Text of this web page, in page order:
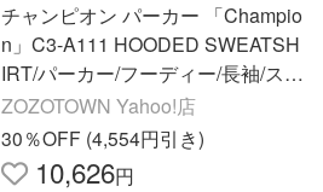
チャンピオン パーカー 「Champio
n」C3-A111 HOODED SWEATSH
IRT/パーカー/フーディー/長袖/スウ
ェット/カモ柄/チャンピオン メン
ズ レディース
ZOZOTOWN Yahoo!店
30％OFF (4,554円引き)
10,626円